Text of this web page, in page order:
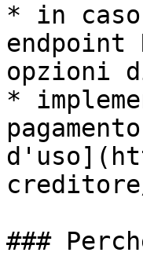
* in
endpoint
opzioni
*
###